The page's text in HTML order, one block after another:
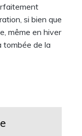
si bien que
même en hiver
tombée de la